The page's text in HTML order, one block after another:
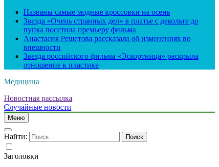
Названы самые модные кроссовки на осень
Звезда «Очень странных дел» в платье с декольте до
пупка посетила премьеру фильма
Анастасия Решетова рассказала об изменениях во
внешности
Звезда российского фильма «Эскортница» раскрыла
отношение к пластике
Медицина
Новостная рассылка
Случайные новости
Меню
Найти:
Заголовки